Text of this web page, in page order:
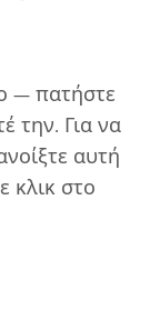
— πατήστε
την. Για να
αυτή
κλικ στο